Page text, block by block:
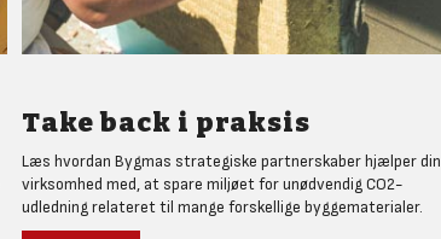
Take back i praksis
Læs hvordan Bygmas strategiske partnerskaber hjælper din
virksomhed med, at spare miljøet for unødvendig CO2-
udledning relateret til mange forskellige byggematerialer.